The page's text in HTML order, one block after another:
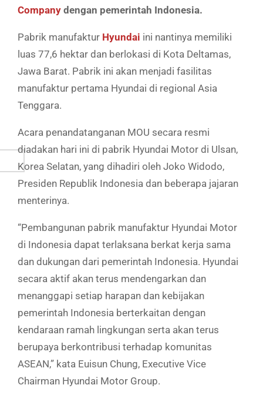
Company dengan pemerintah Indonesia.
Pabrik manufaktur Hyundai ini nantinya memiliki
luas 77,6 hektar dan berlokasi di Kota Deltamas,
Jawa Barat. Pabrik ini akan menjadi fasilitas
manufaktur pertama Hyundai di regional Asia
Tenggara.
Acara penandatanganan MOU secara resmi
diadakan hari ini di pabrik Hyundai Motor di Ulsan,
Korea Selatan, yang dihadiri oleh Joko Widodo,
Presiden Republik Indonesia dan beberapa jajaran
menterinya.
“Pembangunan pabrik manufaktur Hyundai Motor
di Indonesia dapat terlaksana berkat kerja sama
dan dukungan dari pemerintah Indonesia. Hyundai
secara aktif akan terus mendengarkan dan
menanggapi setiap harapan dan kebijakan
pemerintah Indonesia berterkaitan dengan
kendaraan ramah lingkungan serta akan terus
berupaya berkontribusi terhadap komunitas
ASEAN,” kata Euisun Chung, Executive Vice
Chairman Hyundai Motor Group.